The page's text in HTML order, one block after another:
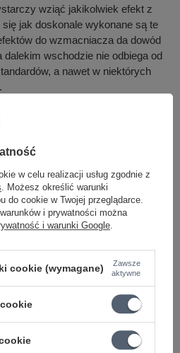
wziąć jakikolwiek efekt z
jak doskonale wykonane są te
do wzmacniacza da dowód
wschodzie nie odbiega od
a nawet w niektórych
Joyo
FX-Music Group Filipowicz
sp.j.
Więcej
JJF318
DELAY
EFEKTY GITAROWE
Parametry bezpieczeństwa
tego do gitary
w celu realizacji usług zgodnie z
. Możesz określić warunki
do cookie w Twojej przeglądarce.
i prywatności można
i warunki Google
cookie (wymagane)
Zawsze
aktywne